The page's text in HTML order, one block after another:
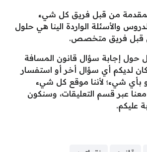
من قبل فريق كل شيء
والأسئلة الواردة الينا هي حلول
قبل فريق متخصص.
حول إجابة سؤال قانون المسافة
لديكم أي سؤال أخر أو استفسار
بأي شيء؛ لأننا موقع كل شيء
عبر قسم التعليقات، وسنكون
عليكم.